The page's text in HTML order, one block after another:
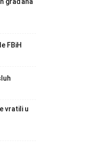
FBiH
vratili u